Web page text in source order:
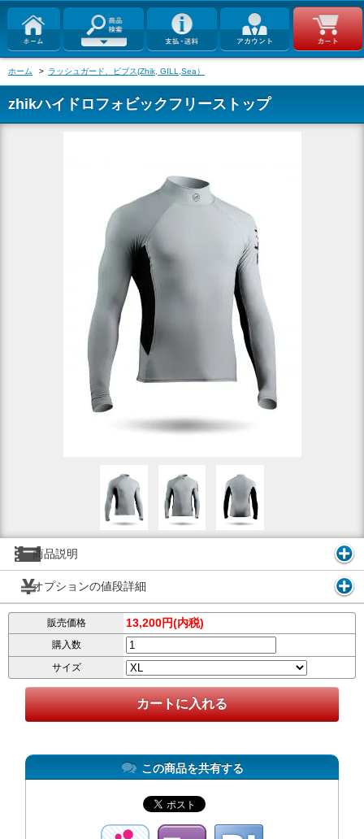
ホーム > ラッシュガード、ビブス(Zhik, GILL,Sea）
zhikハイドロフォビックフリーストップ
商品説明
オプションの値段詳細
販売価格 13,200円(内税)
購入数
サイズ
この商品を共有する